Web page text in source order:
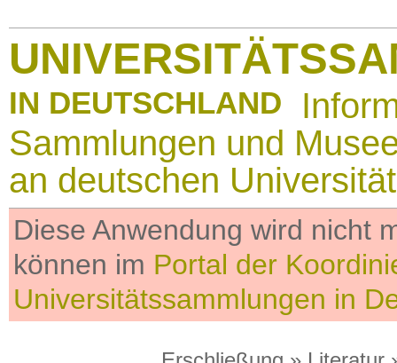
IN DEUTSCHLAND
Sammlungen und
an deutschen
Diese Anwendung wird nicht
können im Portal der
Universitätssammlungen in